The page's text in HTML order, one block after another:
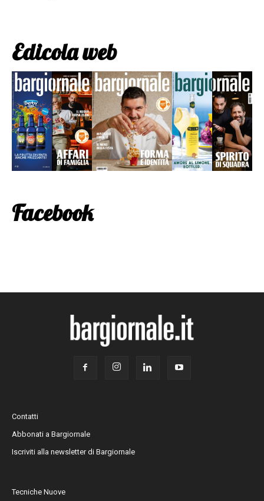
Edicola web
Facebook
Contatti
Abbonati a Bargiornale
Iscriviti alla newsletter di Bargiornale
Tecniche Nuove